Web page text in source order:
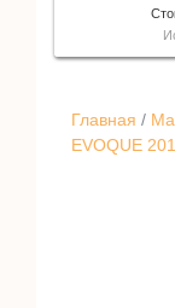
Главная /
EVOQUE